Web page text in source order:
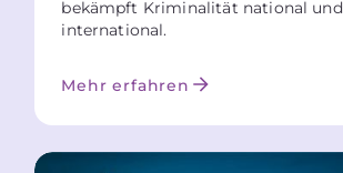
bekämpft Kriminalität national und
international.
Mehr erfahren